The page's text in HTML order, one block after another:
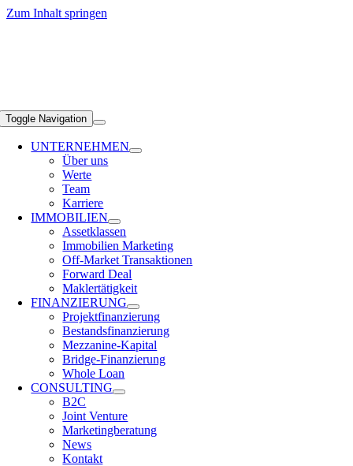
Zum Inhalt springen
Toggle Navigation
UNTERNEHMEN
Über uns
Werte
Team
Karriere
IMMOBILIEN
Assetklassen
Immobilien Marketing
Off-Market Transaktionen
Forward Deal
Maklertätigkeit
FINANZIERUNG
Projektfinanzierung
Bestandsfinanzierung
Mezzanine-Kapital
Bridge-Finanzierung
Whole Loan
CONSULTING
B2C
Joint Venture
Marketingberatung
News
Kontakt